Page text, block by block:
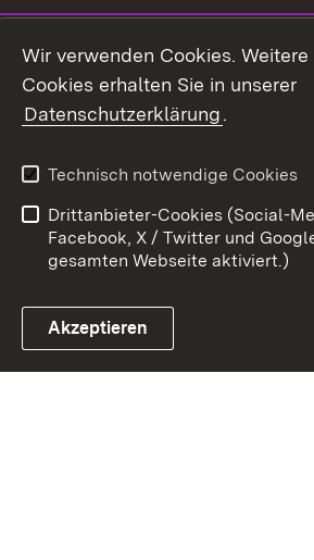
Link zum Landesportal
Kontakt
Impressum
Cookies
Wir verwenden Cookies.
Cookies erhalten Sie in unserer
Datenschutzerklärung.
Technisch notwendige Cookies
Drittanbieter-Cookies (Social-
Facebook, X / Twitter und
gesamten Webseite aktiviert.)
Akzeptieren